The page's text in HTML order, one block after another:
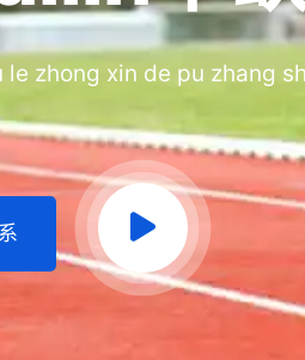
le zhong xin de pu zhang